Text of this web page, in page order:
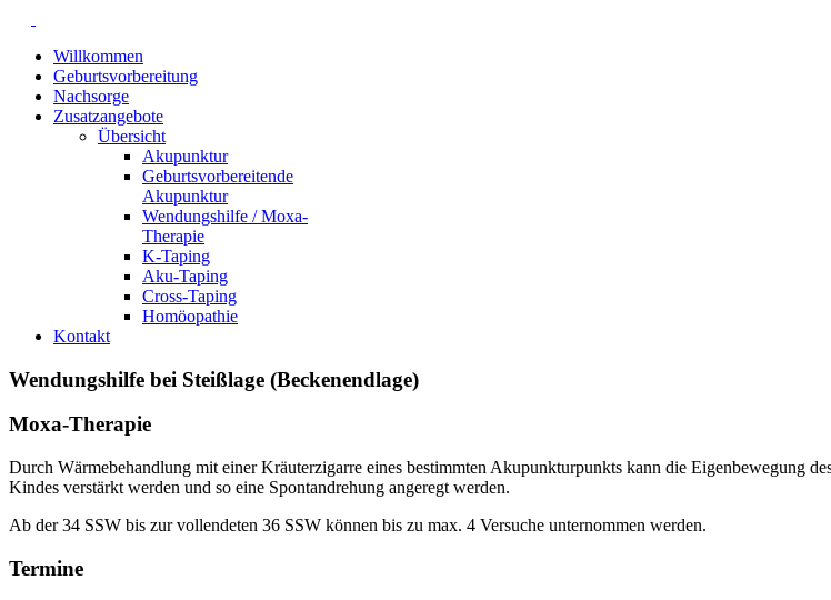
Willkommen
Geburtsvorbereitung
Nachsorge
Zusatzangebote
Übersicht
Akupunktur
Geburtsvorbereitende
Akupunktur
Wendungshilfe / Moxa-
Therapie
K-Taping
Aku-Taping
Cross-Taping
Homöopathie
Kontakt
Wendungshilfe bei Steißlage (Beckenendlage)
Moxa-Therapie
Durch Wärmebehandlung mit einer Kräuterzigarre eines bestimmten Akupunkturpunkts kann die Eigenbewegung
Kindes verstärkt werden und so eine Spontandrehung angeregt werden.
Ab der 34 SSW bis zur vollendeten 36 SSW können bis zu max. 4 Versuche unternommen werden.
Termine